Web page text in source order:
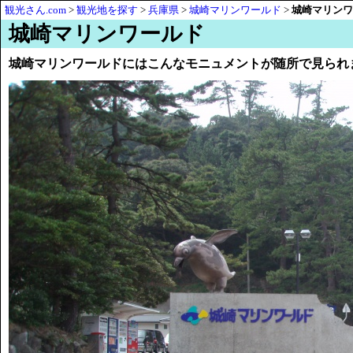
観光さん.com > 観光地を探す > 兵庫県 > 城崎マリンワールド > 城崎マリン
城崎マリンワールド
城崎マリンワールドにはこんなモニュメントが随所で見られ